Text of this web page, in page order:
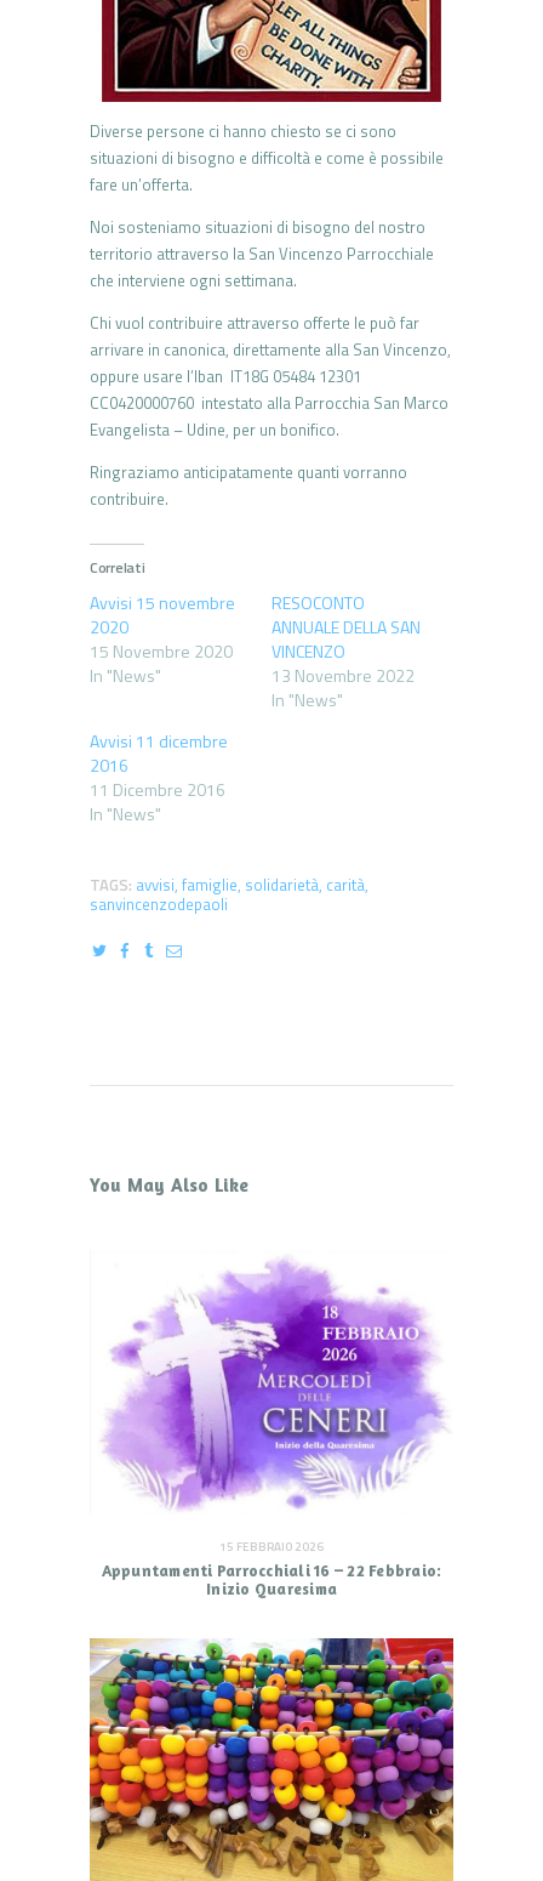
Diverse persone ci hanno chiesto se ci sono
situazioni di bisogno e difficoltà e come è possibile
fare un’offerta.
Noi sosteniamo situazioni di bisogno del nostro
territorio attraverso la San Vincenzo Parrocchiale
che interviene ogni settimana.
Chi vuol contribuire attraverso offerte le può far
arrivare in canonica, direttamente alla San Vincenzo,
oppure usare l’Iban IT18G 05484 12301
CC0420000760 intestato alla Parrocchia San Marco
Evangelista – Udine, per un bonifico.
Ringraziamo anticipatamente quanti vorranno
contribuire.
Correlati
Avvisi 15 novembre
2020
15 Novembre 2020
In "News"
RESOCONTO
ANNUALE DELLA SAN
VINCENZO
13 Novembre 2022
In "News"
Avvisi 11 dicembre
2016
11 Dicembre 2016
In "News"
TAGS: avvisi, famiglie, solidarietà, carità,
sanvincenzodepaoli
You May Also Like
15 FEBBRAIO 2026
Appuntamenti Parrocchiali 16 – 22 Febbraio:
Inizio Quaresima